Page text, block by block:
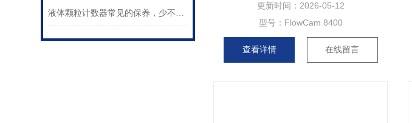
液体颗粒计数器常见的保养，少不了如下步骤？
更新时间： 2026-05-12
型号： FlowCam 8400
查看详情 在线留言